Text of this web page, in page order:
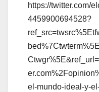
https://twitter.com/
4459900694528?
el-mundo-ideal-y-